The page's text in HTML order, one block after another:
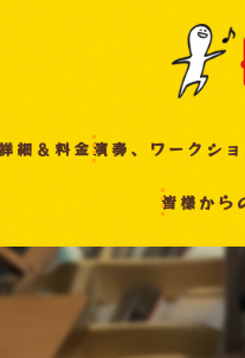
細＆料金演奏、ワークシ
皆様から